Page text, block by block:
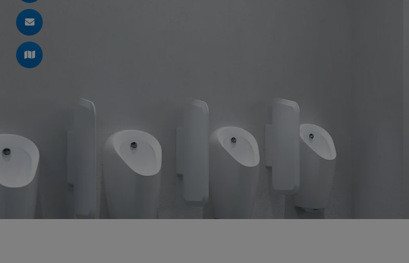
schließen
und schließen
öffnen und schließen